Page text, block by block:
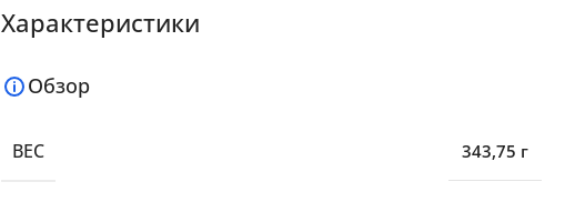
Характеристики
Обзор
ВЕС 343,75 г